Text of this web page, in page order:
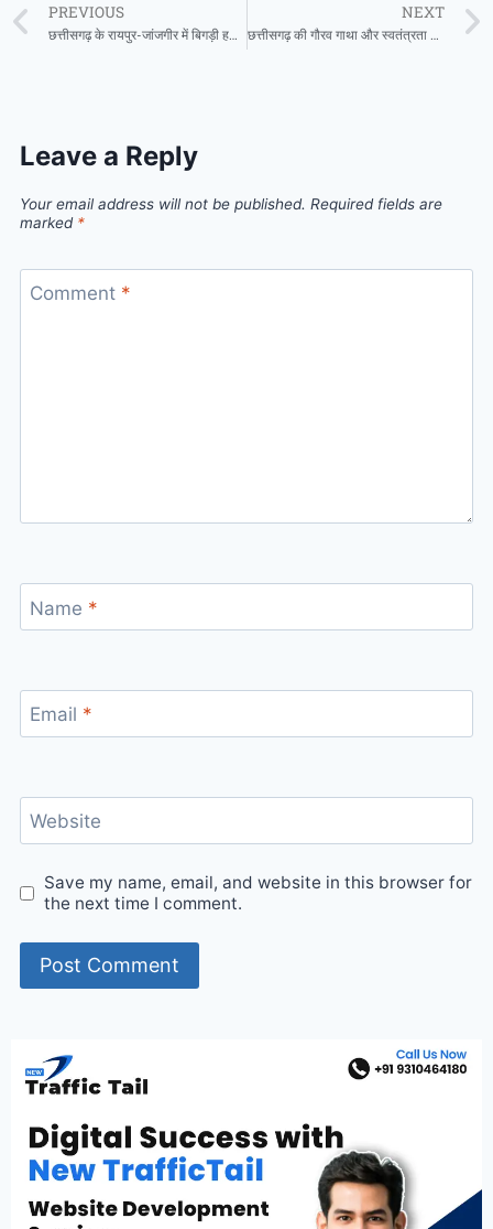
PREVIOUS
छत्तीसगढ़ के रायपुर-जांजगीर में बिगड़ी हवा सांसों पर भारी, सख्त कार्रवाई की तैयारी
NEXT
छत्तीसगढ़ की गौरव गाथा और स्वतंत्रता सेनानियों पर आधारित छायाचित्र प्रदर्शनी संपन्न
Leave a Reply
Your email address will not be published. Required fields are
marked *
Comment *
Name *
Email *
Website
Save my name, email, and website in this browser for
the next time I comment.